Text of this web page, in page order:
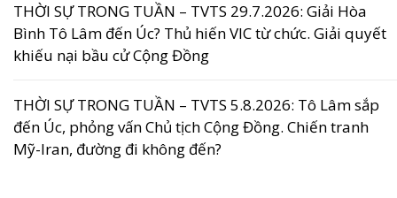
THỜI SỰ TRONG TUẦN – TVTS 29.7.2026: Giải Hòa
Bình Tô Lâm đến Úc? Thủ hiến VIC từ chức. Giải quyết
khiếu nại bầu cử Cộng Đồng
THỜI SỰ TRONG TUẦN – TVTS 5.8.2026: Tô Lâm sắp
đến Úc, phỏng vấn Chủ tịch Cộng Đồng. Chiến tranh
Mỹ-Iran, đường đi không đến?